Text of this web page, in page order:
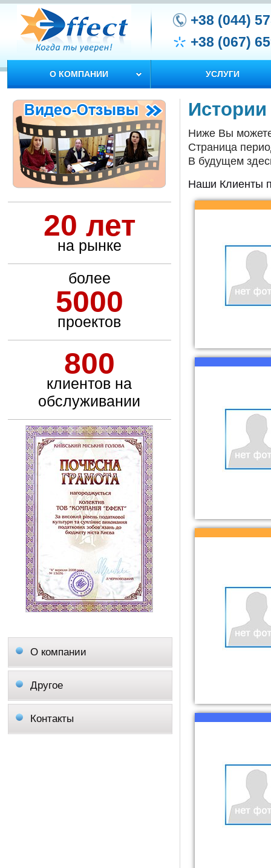
+38 (044)
+38 (067)
О КОМПАНИИ УСЛУГИ
20 лет
на рынке
более
5000
проектов
800
клиентов на
обслуживании
О компании
Другое
Контакты
Истории
Ниже Вы
Страница
В будущем
Наши Клиенты